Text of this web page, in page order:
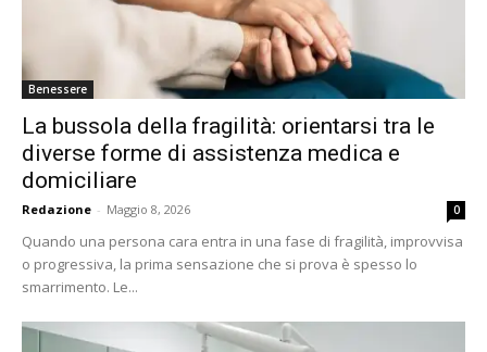
Benessere
La bussola della fragilità: orientarsi tra le
diverse forme di assistenza medica e
domiciliare
Redazione - Maggio 8, 2026 0
Quando una persona cara entra in una fase di fragilità, improvvisa
o progressiva, la prima sensazione che si prova è spesso lo
smarrimento. Le...